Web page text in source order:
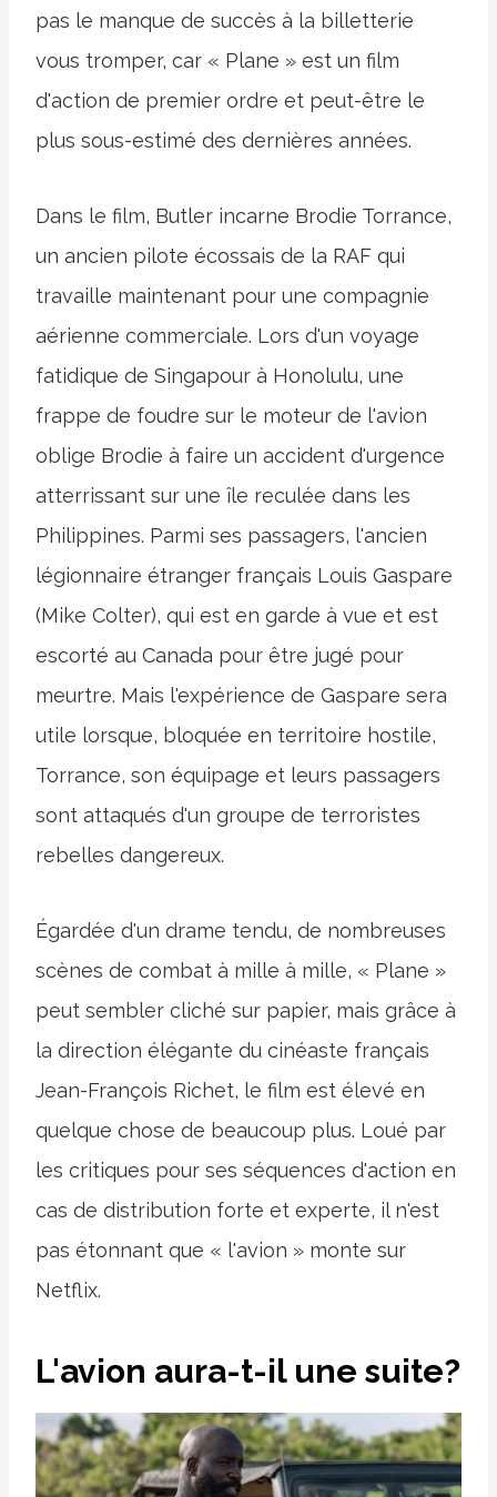
pas le manque de succès à la billetterie
vous tromper, car « Plane » est un film
d'action de premier ordre et peut-être le
plus sous-estimé des dernières années.
Dans le film, Butler incarne Brodie Torrance,
un ancien pilote écossais de la RAF qui
travaille maintenant pour une compagnie
aérienne commerciale. Lors d'un voyage
fatidique de Singapour à Honolulu, une
frappe de foudre sur le moteur de l'avion
oblige Brodie à faire un accident d'urgence
atterrissant sur une île reculée dans les
Philippines. Parmi ses passagers, l'ancien
légionnaire étranger français Louis Gaspare
(Mike Colter), qui est en garde à vue et est
escorté au Canada pour être jugé pour
meurtre. Mais l'expérience de Gaspare sera
utile lorsque, bloquée en territoire hostile,
Torrance, son équipage et leurs passagers
sont attaqués d'un groupe de terroristes
rebelles dangereux.
Égardée d'un drame tendu, de nombreuses
scènes de combat à mille à mille, « Plane »
peut sembler cliché sur papier, mais grâce à
la direction élégante du cinéaste français
Jean-François Richet, le film est élevé en
quelque chose de beaucoup plus. Loué par
les critiques pour ses séquences d'action en
cas de distribution forte et experte, il n'est
pas étonnant que « l'avion » monte sur
Netflix.
L'avion aura-t-il une suite?